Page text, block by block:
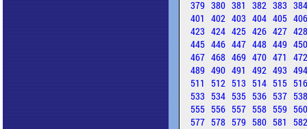
379 380 381 382 383
401 402 403 404 405
423 424 425 426 427
445 446 447 448 449
467 468 469 470 471
489 490 491 492 493
511 512 513 514 515
533 534 535 536 537
555 556 557 558 559
577 578 579 580 581